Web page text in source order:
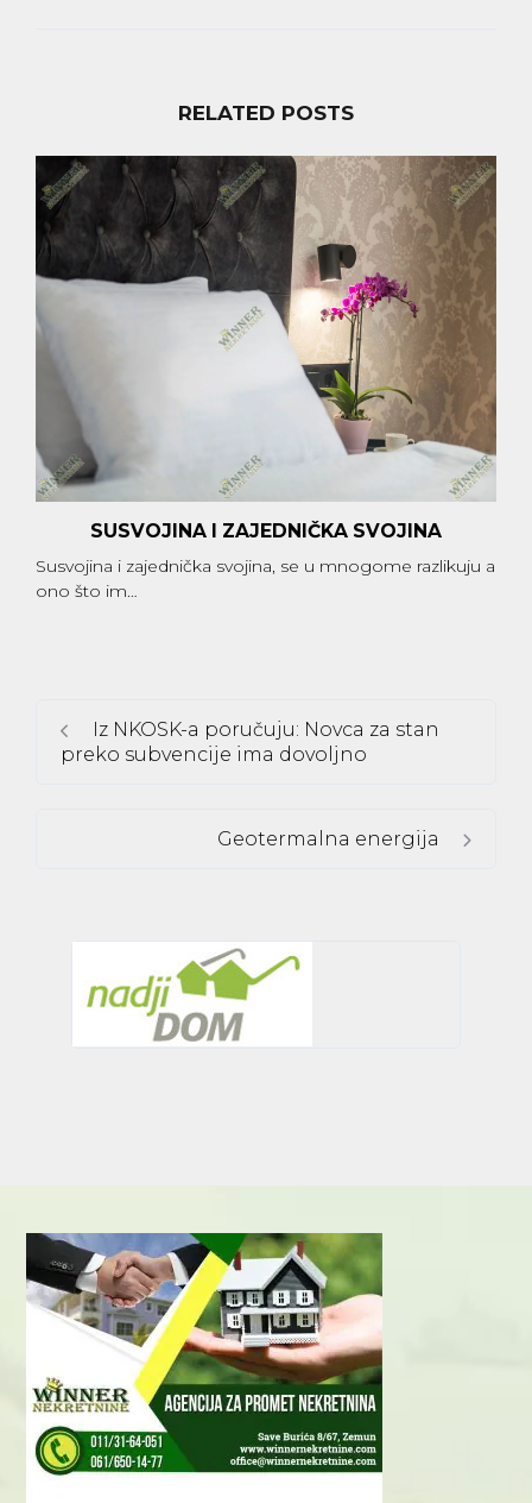
RELATED POSTS
SUSVOJINA I ZAJEDNIČKA SVOJINA
Susvojina i zajednička svojina, se u mnogome razlikuju a
ono što im…
Iz NKOSK-a poručuju: Novca za stan
preko subvencije ima dovoljno
Geotermalna energija